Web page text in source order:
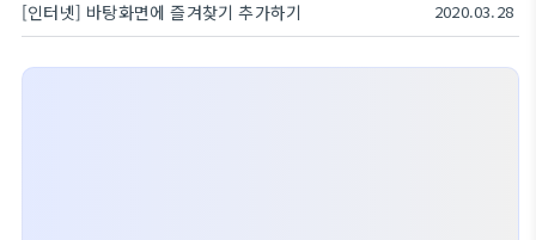
[인터넷] 바탕화면에 즐겨찾기 추가하기 2020.03.28